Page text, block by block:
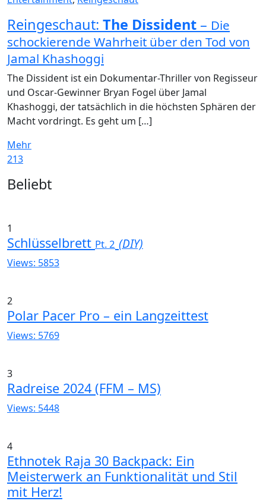
Reingeschaut: The Dissident – Die
schockierende Wahrheit über den Tod von
Jamal Khashoggi
The Dissident ist ein Dokumentar-Thriller von Regisseur
und Oscar-Gewinner Bryan Fogel über Jamal
Khashoggi, der tatsächlich in die höchsten Sphären der
Macht vordringt. Es geht um […]
Mehr
213
Widgets
Beliebt
1
Schlüsselbrett Pt. 2 (DIY)
Views: 5853
2
Polar Pacer Pro – ein Langzeittest
Views: 5769
3
Radreise 2024 (FFM – MS)
Views: 5448
4
Ethnotek Raja 30 Backpack: Ein
Meisterwerk an Funktionalität und Stil
mit Herz!